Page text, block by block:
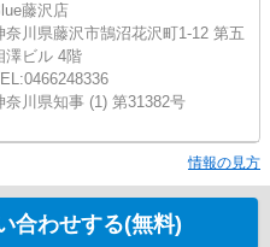
藤沢店
奈川県藤沢市鵠沼花沢町1-12 第五
澤ビル 4階
奈川県知事 (1) 第31382号
情報の見方
合わせする(無料)